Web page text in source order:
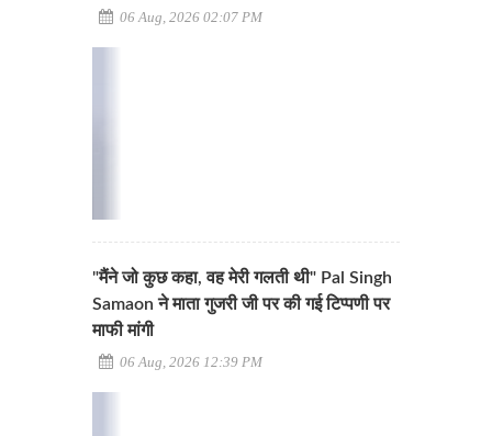
06 Aug, 2026 02:07 PM
"मैंने जो कुछ कहा, वह मेरी गलती थी" Pal Singh
Samaon ने माता गुजरी जी पर की गई टिप्पणी पर
माफी मांगी
06 Aug, 2026 12:39 PM